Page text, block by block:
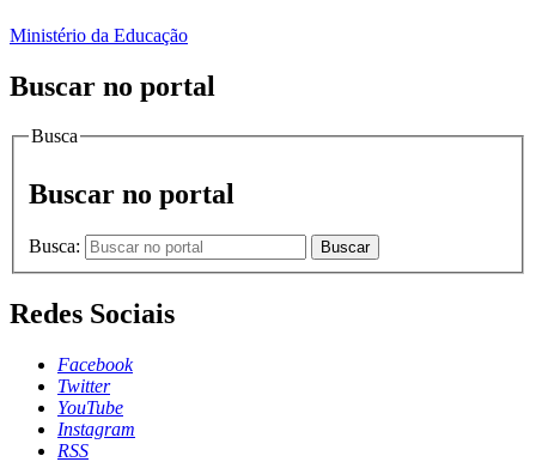
Ministério da Educação
Buscar no portal
Busca
Buscar no portal
Busca: Buscar
Redes Sociais
Facebook
Twitter
YouTube
Instagram
RSS